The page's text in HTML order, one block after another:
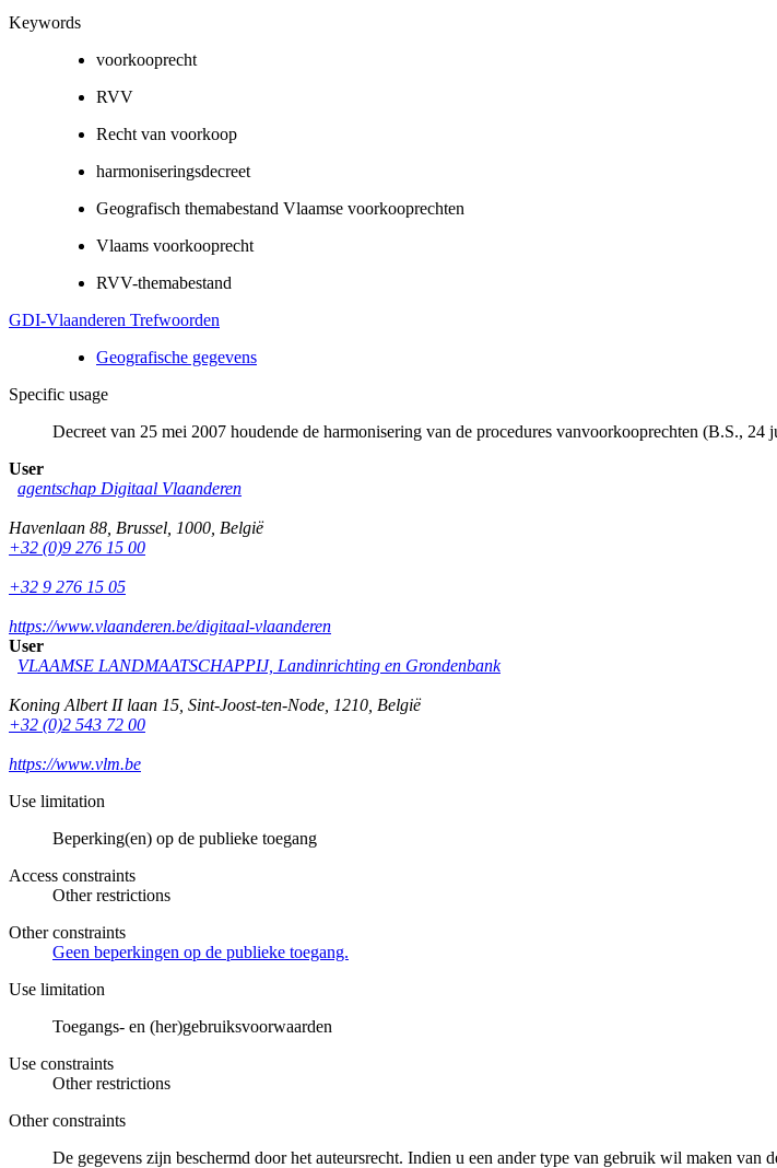
Keywords
voorkooprecht
RVV
Recht van voorkoop
harmoniseringsdecreet
Geografisch themabestand Vlaamse voorkooprechten
Vlaams voorkooprecht
RVV-themabestand
GDI-Vlaanderen Trefwoorden
Geografische gegevens
Specific usage
Decreet van 25 mei 2007 houdende de harmonisering van de procedures vanvoorkooprechten (B.S., 24
User
agentschap Digitaal Vlaanderen
Havenlaan 88 Brussel 1000 België
+32 (0)9 276 15 00
+32 9 276 15 05
https://www.vlaanderen.be/digitaal-vlaanderen
User
VLAAMSE LANDMAATSCHAPPIJ, Landinrichting en Grondenbank
Koning Albert II laan 15 Sint-Joost-ten-Node 1210 België
+32 (0)2 543 72 00
https://www.vlm.be
Use limitation
Beperking(en) op de publieke toegang
Access constraints
Other restrictions
Other constraints
Geen beperkingen op de publieke toegang.
Use limitation
Toegangs- en (her)gebruiksvoorwaarden
Use constraints
Other restrictions
Other constraints
De gegevens zijn beschermd door het auteursrecht. Indien u een ander type van gebruik wil maken van